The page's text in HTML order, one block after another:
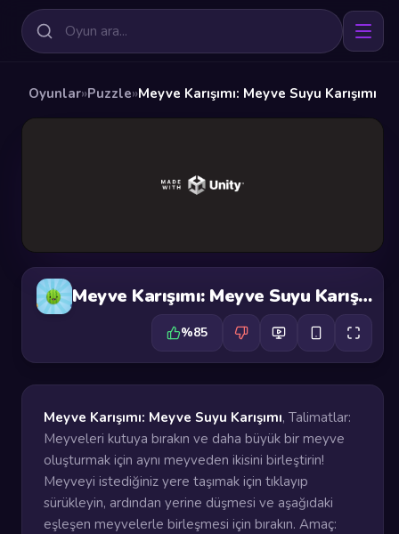
Oyunlar»Puzzle»Meyve Karışımı: Meyve Suyu Karışımı
Meyve Karışımı: Meyve Suyu Karışımı
%85
Meyve Karışımı: Meyve Suyu Karışımı, Talimatlar:
Meyveleri kutuya bırakın ve daha büyük bir meyve
oluşturmak için aynı meyveden ikisini birleştirin!
Meyveyi istediğiniz yere taşımak için tıklayıp
sürükleyin, ardından yerine düşmesi ve aşağıdaki
eşleşen meyvelerle birleşmesi için bırakın. Amaç: